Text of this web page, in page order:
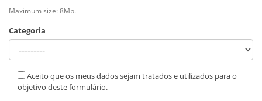
Maximum size: 8Mb.
Categoria
Aceito que os meus dados sejam tratados e utilizados para o
objetivo deste formulário.